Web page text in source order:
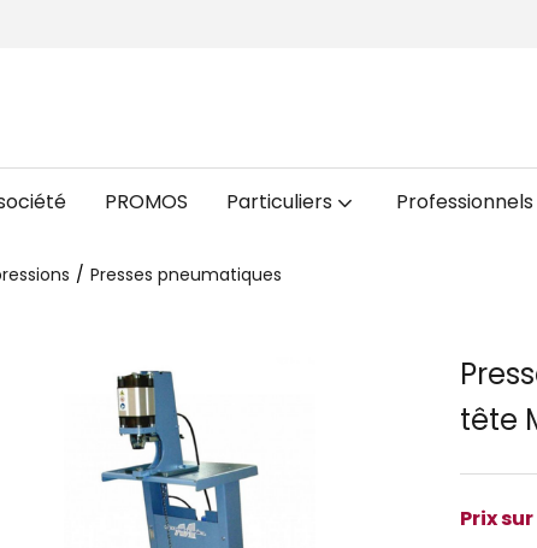
PROMOS Particuliers Professionnels
Presses pneumatiques
tête
Prix